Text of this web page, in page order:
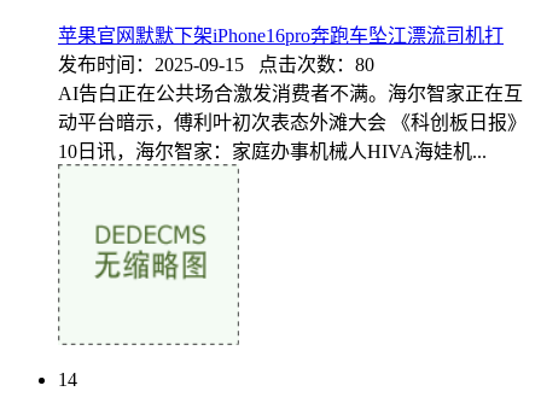
苹果官网默默下架iPhone16pro奔跑车坠江漂流司机打
发布时间：2025-09-15 点击次数：80
AI告白正在公共场合激发消费者不满。海尔智家正在互
动平台暗示，傅利叶初次表态外滩大会 《科创板日报》
10日讯，海尔智家：家庭办事机械人HIVA海娃机...
14